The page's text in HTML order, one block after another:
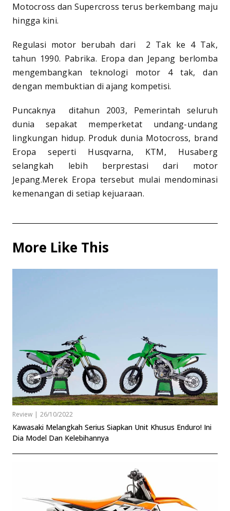
Motocross dan Supercross terus berkembang maju
hingga kini.
Regulasi motor berubah dari 2 Tak ke 4 Tak,
tahun 1990. Pabrika. Eropa dan Jepang berlomba
mengembangkan teknologi motor 4 tak, dan
dengan membuktian di ajang kompetisi.
Puncaknya ditahun 2003, Pemerintah seluruh
dunia sepakat memperketat undang-undang
lingkungan hidup. Produk dunia Motocross, brand
Eropa seperti Husqvarna, KTM, Husaberg
selangkah lebih berprestasi dari motor
Jepang.Merek Eropa tersebut mulai mendominasi
kemenangan di setiap kejuaraan.
More Like This
Review | 26/10/2022
Kawasaki Melangkah Serius Siapkan Unit Khusus Enduro! Ini
Dia Model Dan Kelebihannya